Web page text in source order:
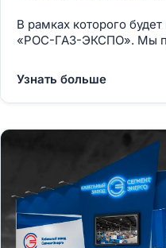
В рамках которого
«РОС-ГАЗ-ЭКСПО». Мы
Петербург, конгрессно-
ЭКСПОФОРУМ, павильон
Узнать больше